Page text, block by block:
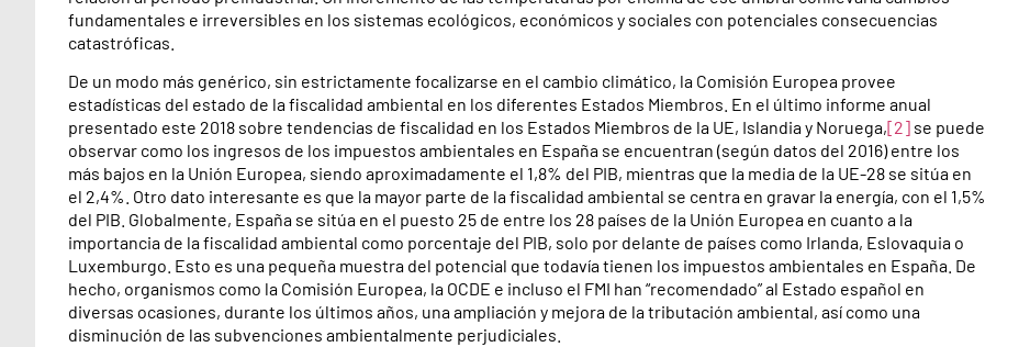
fundamentales e irreversibles en los sistemas ecológicos, económicos y sociales con potenciales consecuencias
catastróficas.
De un modo más genérico, sin estrictamente focalizarse en el cambio climático, la Comisión Europea provee
estadísticas del estado de la fiscalidad ambiental en los diferentes Estados Miembros. En el último informe anual
presentado este 2018 sobre tendencias de fiscalidad en los Estados Miembros de la UE, Islandia y Noruega,[2]se puede
observar como los ingresos de los impuestos ambientales en España se encuentran (según datos del 2016) entre los
más bajos en la Unión Europea, siendo aproximadamente el 1,8% del PIB, mientras que la media de la UE-28 se sitúa en
el 2,4%. Otro dato interesante es que la mayor parte de la fiscalidad ambiental se centra en gravar la energía, con el 1,5%
del PIB. Globalmente, España se sitúa en el puesto 25 de entre los 28 países de la Unión Europea en cuanto a la
importancia de la fiscalidad ambiental como porcentaje del PIB, solo por delante de países como Irlanda, Eslovaquia o
Luxemburgo. Esto es una pequeña muestra del potencial que todavía tienen los impuestos ambientales en España. De
hecho, organismos como la Comisión Europea, la OCDE e incluso el FMI han “recomendado” al Estado español en
diversas ocasiones, durante los últimos años, una ampliación y mejora de la tributación ambiental, así como una
disminución de las subvenciones ambientalmente perjudiciales.